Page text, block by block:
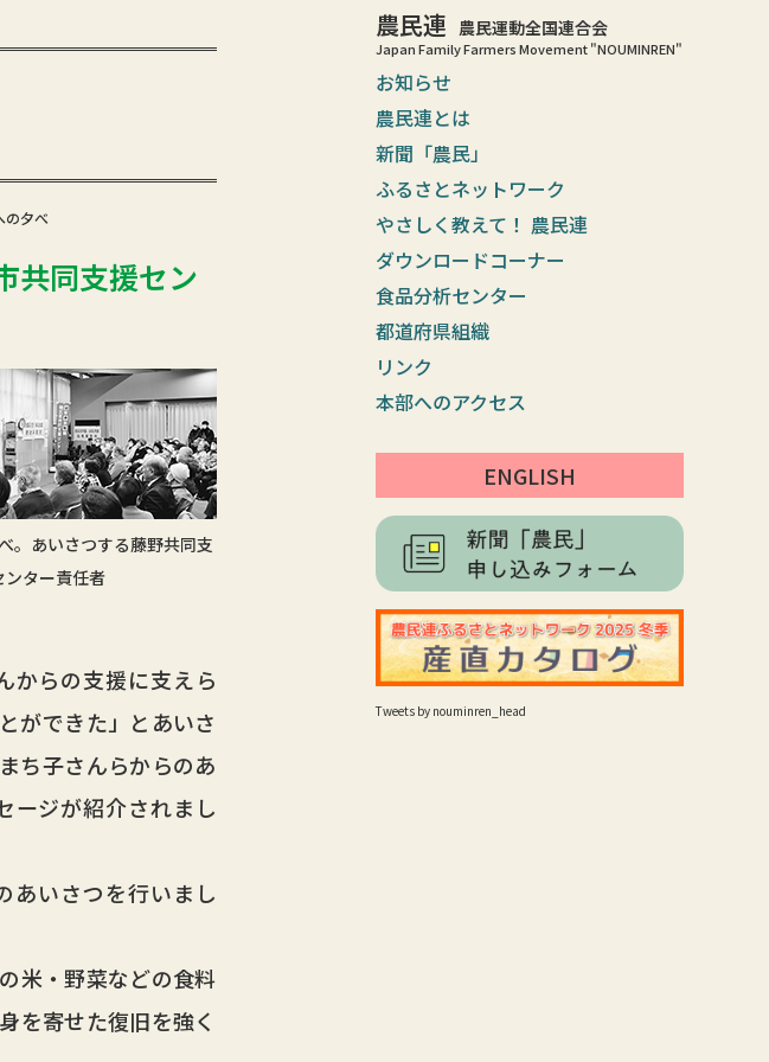
農民連 農民運動全国連合会
Japan Family Farmers Movement "NOUMINREN"
お知らせ
農民連とは
新聞「農民」
ふるさとネットワーク
やさしく教えて！ 農民連
ダウンロードコーナー
食品分析センター
都道府県組織
リンク
本部へのアクセス
ENGLISH
Tweets by nouminren_head
夕べ
共同支援セン
。あいさつする藤野共同支
ンター責任者
からの支援に支えら
ができた」とあいさ
ち子さんらからのあ
ージが紹介されまし
あいさつを行いまし
米・野菜などの食料
を寄せた復旧を強く